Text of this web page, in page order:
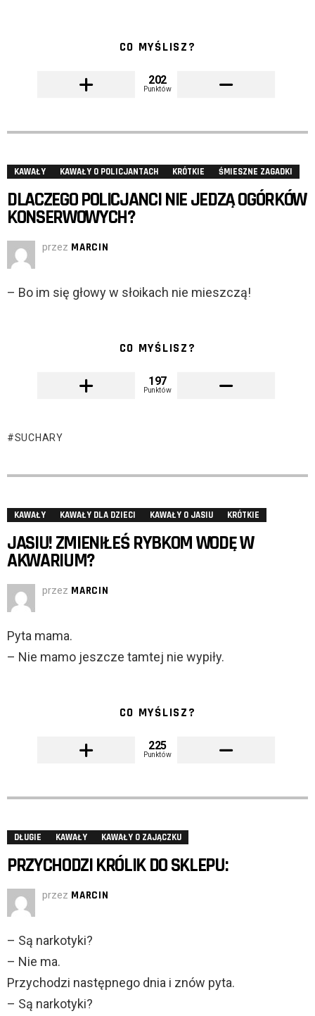
CO MYŚLISZ?
202
Punktów
KAWAŁY KAWAŁY O POLICJANTACH KRÓTKIE ŚMIESZNE ZAGADKI
DLACZEGO POLICJANCI NIE JEDZĄ OGÓRKÓW
KONSERWOWYCH?
przez MARCIN
– Bo im się głowy w słoikach nie mieszczą!
CO MYŚLISZ?
197
Punktów
SUCHARY
KAWAŁY KAWAŁY DLA DZIECI KAWAŁY O JASIU KRÓTKIE
JASIU! ZMIENIŁEŚ RYBKOM WODĘ W
AKWARIUM?
przez MARCIN
Pyta mama.
– Nie mamo jeszcze tamtej nie wypiły.
CO MYŚLISZ?
225
Punktów
DŁUGIE KAWAŁY KAWAŁY O ZAJĄCZKU
PRZYCHODZI KRÓLIK DO SKLEPU:
przez MARCIN
– Są narkotyki?
– Nie ma.
Przychodzi następnego dnia i znów pyta.
– Są narkotyki?